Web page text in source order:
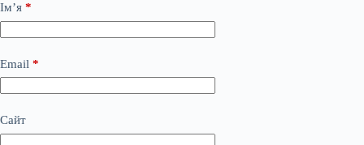
Ім’я *
Email *
Сайт